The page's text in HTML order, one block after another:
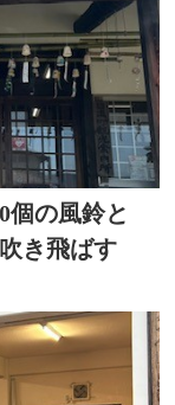
個の風鈴と
き飛ばす